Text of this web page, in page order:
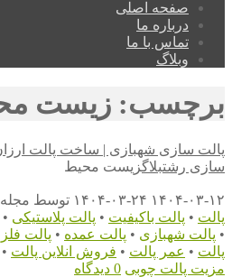
صفحه اصلی
درباره ما
تماس با ما
وبلاگ
برچسب: زیست
پالت سازی شهبازی | ساخت پالت
سازی رشتبلاگزیست محیط
۱۴۰۴-۰۳-۱۲ ۱۴۰۴-۰۳-۲۴ توسط
پالت • پالت باکیفیت • پالت پلاستیکی •
• پالت شهبازی • پالت عمده • پالت
پالت • عمر پالت • فروش انلاین پالت •
مزیت پالت چوبی 0 دیدگاه